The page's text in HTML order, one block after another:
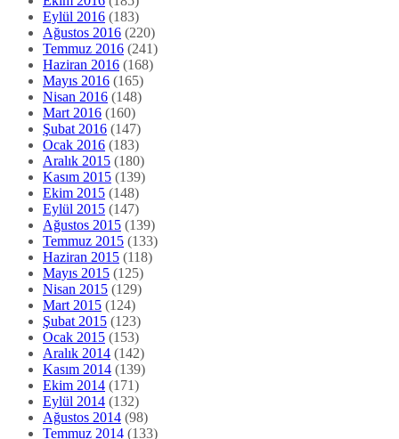
Eylül 2016 (183)
Ağustos 2016 (220)
Temmuz 2016 (241)
Haziran 2016 (168)
Mayıs 2016 (165)
Nisan 2016 (148)
Mart 2016 (160)
Şubat 2016 (147)
Ocak 2016 (183)
Aralık 2015 (180)
Kasım 2015 (139)
Ekim 2015 (148)
Eylül 2015 (147)
Ağustos 2015 (139)
Temmuz 2015 (133)
Haziran 2015 (118)
Mayıs 2015 (125)
Nisan 2015 (129)
Mart 2015 (124)
Şubat 2015 (123)
Ocak 2015 (153)
Aralık 2014 (142)
Kasım 2014 (139)
Ekim 2014 (171)
Eylül 2014 (132)
Ağustos 2014 (98)
Temmuz 2014 (133)